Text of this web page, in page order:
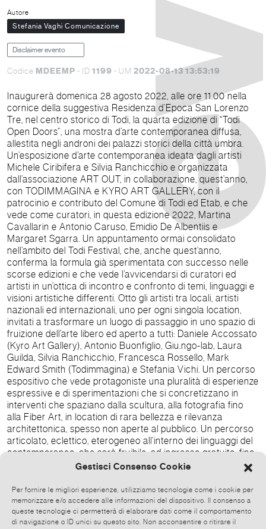
Gestisci Consenso Cookie
Per fornire le migliori esperienze, utilizziamo tecnologie come i cookie per
memorizzare e/o accedere alle informazioni del dispositivo. Il consenso a
queste tecnologie ci permetterà di elaborare dati come il comportamento
di navigazione o ID unici su questo sito. Non acconsentire o ritirare il
Autore
Stefania Vaghi Comunicazione
Disclaimer evento
Codice MDEEMP - ID 1199 - UM 2022-08-13 13:53:19
Inaugurerà domenica 28 agosto 2022, alle ore 11.00 nella
cornice della suggestiva Residenza d’Epoca San Lorenzo
Tre, nel centro storico di Todi, la quarta edizione di “Todi
Open Doors”, una mostra d’arte contemporanea diffusa,
allestita negli androni dei palazzi storici della città umbra.
Un’esposizione d’arte contemporanea ideata dagli artisti
Michele Ciribifera e Silvia Ranchicchio e organizzata
dall’associazione ART OUT, in collaborazione, quest’anno,
con TODIMMAGINA e KYRO ART GALLERY, con il
patrocinio e contributo del Comune di Todi ed Etab, e che
vede come curatori, in questa edizione 2022, Martina
Cavallarin e Antonio Caruso, Emidio De Albentiis e
Margaret Sgarra. Un appuntamento ormai consolidato
nell’ambito del Todi Festival, che, anche quest’anno,
conferma la formula già sperimentata con successo nelle
scorse edizioni e che vede l’avvicendarsi di curatori ed
artisti in un’ottica di incontro e confronto di temi, linguaggi e
visioni artistiche differenti. Otto gli artisti tra locali, artisti
nazionali ed internazionali, uno per ogni singola location,
invitati a trasformare un luogo di passaggio in uno spazio di
fruizione dell’arte libero ed aperto a tutti: Daniele Accossato
(Kyro Art Gallery), Antonio Buonfiglio, Giu.ngo-lab, Laura
Guilda, Silvia Ranchicchio, Francesca Rossello, Mark
Edward Smith (Todimmagina) e Stefania Vichi. Un percorso
espositivo che vede protagoniste una pluralità di esperienze
espressive e di sperimentazioni che si concretizzano in
interventi che spaziano dalla scultura, alla fotografia fino
alla Fiber Art, in location di rara bellezza e rilevanza
architettonica, spesso non aperte al pubblico. Un percorso
articolato, eclettico, eterogeneo all’interno dei linguaggi del
contemporaneo, che sarà fruibile, ad ingresso gratuito, fino
al 4 settembre, dalle 10.00 alle 19.30, per una full immersion
OPEN DOORS 2022: Laura Guilda - Palazzo Pellegrini - Via
San Lorenzo 3 Stefania Vichi - Palazzo Benedettoni - Via A.
Ciuffelli 5 Daniele Accossato - Palazzo del Vignola - Via del
Seminario Silvia Ranchicchio - Palazzo Vecchi Ercolani -